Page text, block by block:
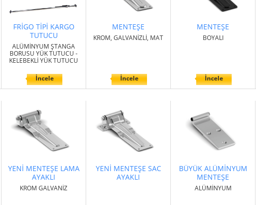
FRİGO TİPİ KARGO
TUTUCU
ALÜMİNYUM ŞTANGA
BORUSU YÜK TUTUCU -
KELEBEKLİ YÜK TUTUCU
İncele
MENTEŞE
KROM, GALVANİZLİ, MAT
İncele
MENTEŞE
BOYALI
İncele
YENİ MENTEŞE LAMA
AYAKLI
KROM GALVANİZ
YENİ MENTEŞE SAC
AYAKLI
BÜYÜK ALÜMİNYUM
MENTEŞE
ALÜMİNYUM